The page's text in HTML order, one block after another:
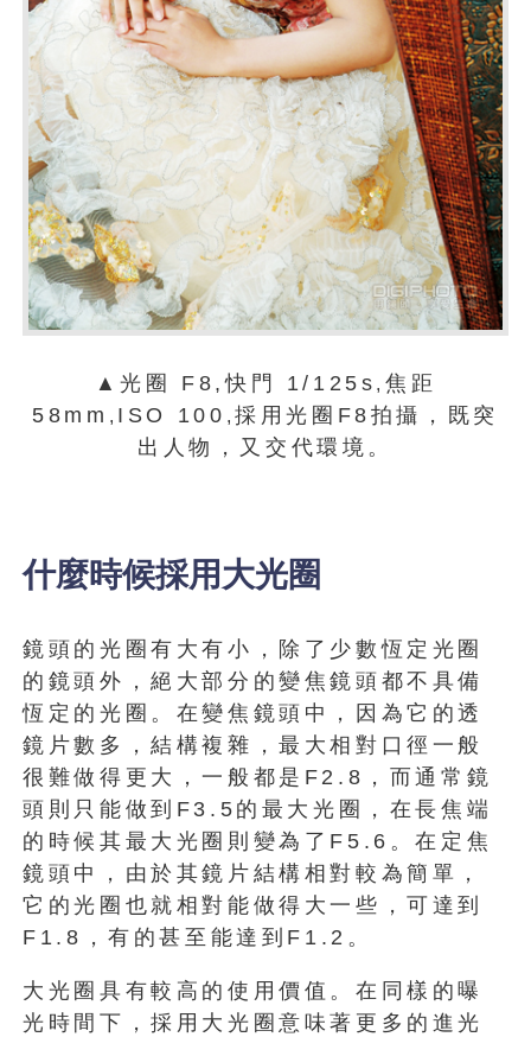
▲光圈 F8,快門 1/125s , 焦距
58mm , ISO 100 ,採用光圈F8拍攝，既突
出人物，又交代環境。
什麼時候採用大光圈
鏡頭的光圈有大有小，除了少數恆定光圈
的鏡頭外，絕大部分的變焦鏡頭都不具備
恆定的光圈。在變焦鏡頭中，因為它的透
鏡片數多，結構複雜，最大相對口徑一般
很難做得更大，一般都是F2.8，而通常鏡
頭則只能做到F3.5的最大光圈，在長焦端
的時候其最大光圈則變為了F5.6。在定焦
鏡頭中，由於其鏡片結構相對較為簡單，
它的光圈也就相對能做得大一些，可達到
F1.8，有的甚至能達到F1.2。
大光圈具有較高的使用價值。在同樣的曝
光時間下，採用大光圈意味著更多的進光